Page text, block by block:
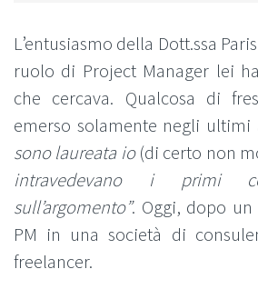
L’entusiasmo della Dott.ssa
ruolo di Project Manager lei
che cercava. Qualcosa di
emerso solamente negli ultimi
sono laureata io(di certo non
intravedevano i primi
sull’argomento”. Oggi, dopo
PM in una società di
freelancer.